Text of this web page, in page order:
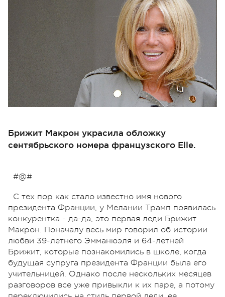
Брижит Макрон украсила обложку
сентябрьского номера французского Elle.
#@#
С тех пор как стало известно имя нового
президента Франции, у Мелании Трамп появилась
конкурентка - да-да, это первая леди Брижит
Макрон. Поначалу весь мир говорил об истории
любви 39-летнего Эмманюэля и 64-летней
Брижит, которые познакомились в школе, когда
будущая супруга президента Франции была его
учительницей. Однако после нескольких месяцев
разговоров все уже привыкли к их паре, а потому